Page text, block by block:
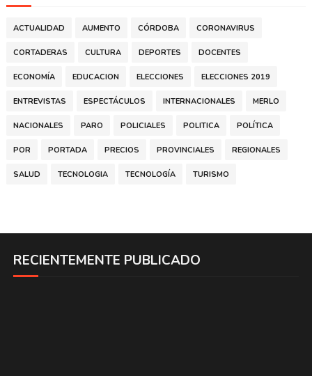
ACTUALIDAD AUMENTO CÓRDOBA CORONAVIRUS
CORTADERAS CULTURA DEPORTES DOCENTES
ECONOMÍA EDUCACION ELECCIONES ELECCIONES 2019
ENTREVISTAS ESPECTÁCULOS INTERNACIONALES MERLO
NACIONALES PARO POLICIALES POLITICA POLÍTICA
POR PORTADA PRECIOS PROVINCIALES REGIONALES
SALUD TECNOLOGIA TECNOLOGÍA TURISMO
RECIENTEMENTE PUBLICADO